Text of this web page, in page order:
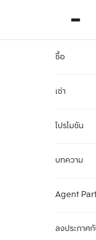
ซื้อ
เช่า
โปรโมชัน
บทความ
Agent
ลงประกาศกั